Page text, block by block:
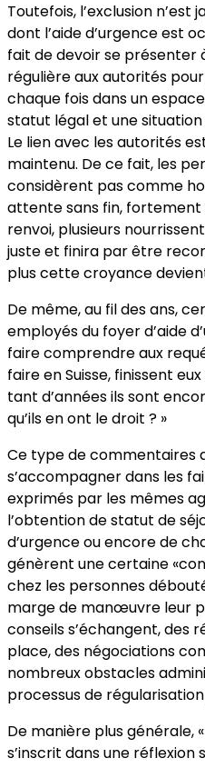
Toutefois, l’exclusion n’est
dont l’aide d’urgence est
fait de devoir se présenter
régulière aux autorités
chaque fois dans un
statut légal et une
Le lien avec les autorités
maintenu. De ce fait, les
considèrent pas comme
attente sans fin, fortement
renvoi, plusieurs
juste et finira par être
plus cette croyance
De même, au fil des ans,
employés du foyer d’aide
faire comprendre aux
faire en Suisse, finissent
tant d’années ils sont
qu’ils en ont le droit ? »
Ce type de commentaires
s’accompagner dans les
exprimés par les mêmes
l’obtention de statut de
d’urgence ou encore de
génèrent une certaine
chez les personnes
marge de manœuvre leur
conseils s’échangent, des
place, des négociations
nombreux obstacles
processus de
De manière plus générale,
s’inscrit dans une